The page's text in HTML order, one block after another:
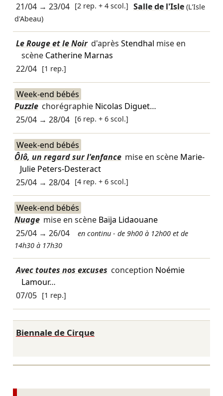
21/04→ 23/04 [2 rep. + 4 scol.] Salle de l'Isle (L'Isle
d'Abeau)
Le Rouge et le Noir d'après Stendhal mise en
scène Catherine Marnas
22/04 [1 rep.]
Week-end bébés
Puzzle chorégraphie Nicolas Diguet…
25/04→ 28/04 [6 rep. + 6 scol.]
Week-end bébés
Ôlô, un regard sur l'enfance mise en scène Marie-
Julie Peters-Desteract
25/04→ 28/04 [4 rep. + 6 scol.]
Week-end bébés
Nuage mise en scène Baïja Lidaouane
25/04→ 26/04
en continu - de 9h00 à 12h00 et de
14h30 à 17h30
Avec toutes nos excuses conception Noémie
Lamour…
07/05 [1 rep.]
Biennale de Cirque